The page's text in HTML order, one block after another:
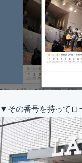
▼その番号を持ってロ